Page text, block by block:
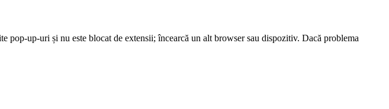
up-uri și nu este blocat de extensii; încearcă un alt browser sau dispozitiv. Dacă problema